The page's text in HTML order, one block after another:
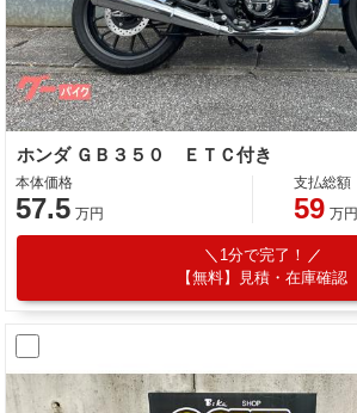
ホンダ ＧＢ３５０ ＥＴＣ付き
本体価格
57.5 万円
支払総額
59 万円
1分で完了！
【無料】見積・在庫確認